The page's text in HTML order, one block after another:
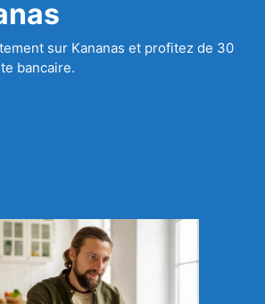
sur Kananas et profitez de 30
bancaire.